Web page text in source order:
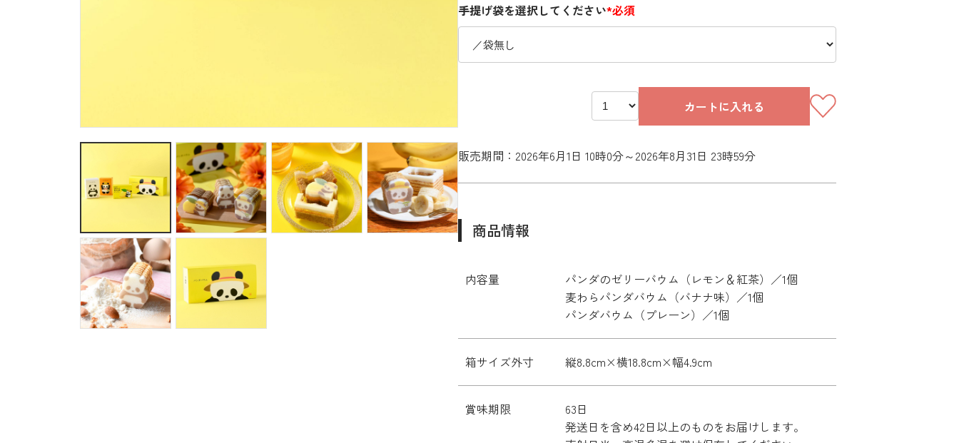
手提げ袋を選択してください*必須
カートに入れる
販売期間：2026年6月1日 10時0分～2026年8月31日 23時59分
商品情報
内容量
パンダのゼリーバウム（レモン＆紅茶）／1個
麦わらパンダバウム（バナナ味）／1個
パンダバウム（プレーン）／1個
箱サイズ外寸 縦8.8cm×横18.8cm×幅4.9cm
賞味期限
63日
発送日を含め42日以上のものをお届けします。